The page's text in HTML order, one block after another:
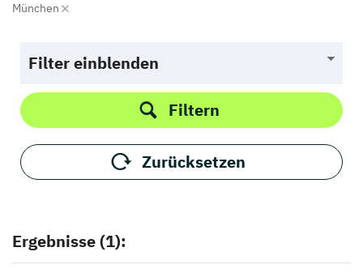
München
Filter einblenden
Filtern
Zurücksetzen
Ergebnisse (1):